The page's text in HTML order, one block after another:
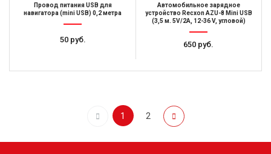
Провод питания USB для
навигатора (mini USB) 0,2 метра
50 руб.
Автомобильное зарядное
устройство Recxon AZU-8 Mini USB
(3,5 м. 5V/2A, 12-36 V, угловой)
650 руб.
1 2